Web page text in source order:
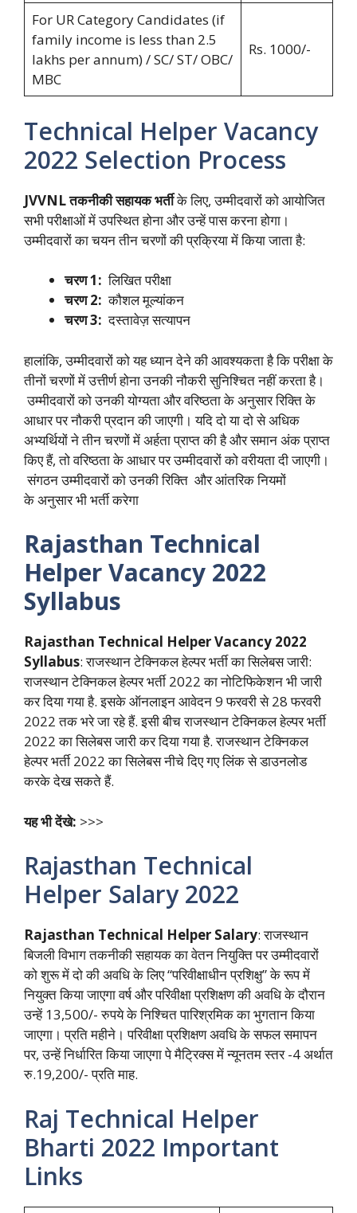
For UR Category Candidates (if
family income is less than 2.5
lakhs per annum) / SC/ ST/ OBC/
MBC
Rs. 1000/-
Technical Helper Vacancy
2022 Selection Process
JVVNL तकनीकी सहायकभर्तीके लिए, उम्मीदवारों को आयोजित
सभी परीक्षाओं में उपस्थित होना और उन्हें पास करना होगा।
उम्मीदवारों का चयन तीन चरणों की प्रक्रिया में किया जाता है:
चरण 1: लिखित परीक्षा
चरण 2: कौशल मूल्यांकन
चरण 3: दस्तावेज़ सत्यापन
हालांकि, उम्मीदवारों को यह ध्यान देने की आवश्यकता है कि परीक्षा के
तीनों चरणों में उत्तीर्ण होना उनकी नौकरी सुनिश्चित नहीं करता है।
उम्मीदवारों को उनकी योग्यता और वरिष्ठता के अनुसार रिक्ति के
आधार पर नौकरी प्रदान की जाएगी। यदि दो या दो से अधिक
अभ्यर्थियों ने तीन चरणों में अर्हता प्राप्त की है और समान अंक प्राप्त
किए हैं, तो वरिष्ठता के आधार पर उम्मीदवारों को वरीयता दी जाएगी।
संगठन उम्मीदवारों को उनकी रिक्ति और आंतरिक नियमों
के अनुसार भी भर्ती करेगा
Rajasthan Technical
Helper Vacancy 2022
Syllabus
Rajasthan Technical Helper Vacancy 2022
Syllabus: राजस्थान टेक्निकल हेल्पर भर्ती का सिलेबस जारी:
राजस्थान टेक्निकल हेल्पर भर्ती 2022 का नोटिफिकेशन भी जारी
कर दिया गया है. इसके ऑनलाइन आवेदन 9 फरवरी से 28 फरवरी
2022 तक भरे जा रहे हैं. इसी बीच राजस्थान टेक्निकल हेल्पर भर्ती
2022 का सिलेबस जारी कर दिया गया है. राजस्थान टेक्निकल
हेल्पर भर्ती 2022 का सिलेबस नीचे दिए गए लिंक से डाउनलोड
करके देख सकते हैं.
यह भी देंखे: >>>
Rajasthan Technical
Helper Salary 2022
Rajasthan Technical Helper Salary: राजस्थान
बिजली विभाग तकनीकी सहायक का वेतन नियुक्ति पर उम्मीदवारों
को शुरू में दो की अवधि के लिए “परिवीक्षाधीन प्रशिक्षु” के रूप में
नियुक्त किया जाएगा वर्ष और परिवीक्षा प्रशिक्षण की अवधि के दौरान
उन्हें 13,500/- रुपये के निश्चित पारिश्रमिक का भुगतान किया
जाएगा। प्रति महीने। परिवीक्षा प्रशिक्षण अवधि के सफल समापन
पर, उन्हें निर्धारित किया जाएगा पे मैट्रिक्स में न्यूनतम स्तर -4 अर्थात
रु.19,200/- प्रति माह.
Raj Technical Helper
Bharti 2022 Important
Links